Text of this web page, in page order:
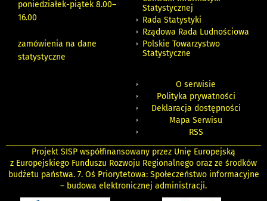
poniedziałek-piątek 8.00–
16.00
zamówienia na dane
statystyczne
Statystycznej
Rada Statystyki
Rządowa Rada Ludnościowa
Polskie Towarzystwo
Statystyczne
O serwisie
Polityka prywatności
Deklaracja dostępności
Mapa Serwisu
RSS
Projekt SISP współfinansowany przez Unię Europejską
z Europejskiego Funduszu Rozwoju Regionalnego oraz ze środków
budżetu państwa. 7. Oś Priorytetowa: Społeczeństwo informacyjne
– budowa elektronicznej administracji.